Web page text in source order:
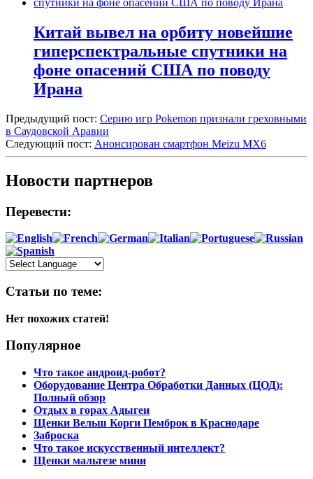
Китай вывел на орбиту новейшие
гиперспектральные спутники на
фоне опасений США по поводу
Ирана
Предыдущий пост: Серию игр Pokemon признали греховными
в Саудовской Аравии
Следующий пост: Анонсирован смартфон Meizu MX6
Новости партнеров
Перевести:
Статьи по теме:
Нет похожих статей!
Популярное
Что такое андроид-робот?
Оборудование Центра Обработки Данных (ЦОД):
Полный обзор
Отдых в горах Адыгеи
Щенки Вельш Корги Пемброк в Краснодаре
Заброска
Что такое искусственный интеллект?
Щенки мальтезе мини